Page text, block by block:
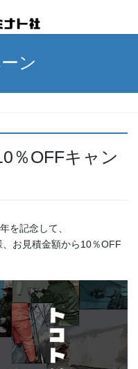
ン
％OFFキャン
を記念して、
お見積金額から10％OFF